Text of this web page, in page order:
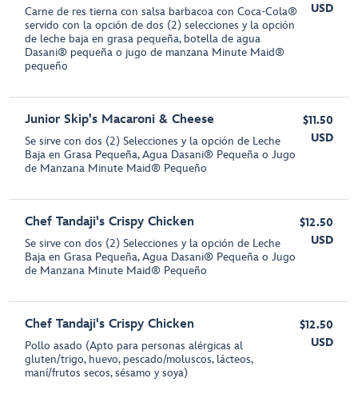
Carne de res tierna con salsa barbacoa con Coca-Cola®
servido con la opción de dos (2) selecciones y la opción
de leche baja en grasa pequeña, botella de agua
Dasani® pequeña o jugo de manzana Minute Maid®
pequeño
USD
Junior Skip's Macaroni & Cheese
Se sirve con dos (2) Selecciones y la opción de Leche
Baja en Grasa Pequeña, Agua Dasani® Pequeña o Jugo
de Manzana Minute Maid® Pequeño
$11.50
USD
Chef Tandaji's Crispy Chicken
Se sirve con dos (2) Selecciones y la opción de Leche
Baja en Grasa Pequeña, Agua Dasani® Pequeña o Jugo
de Manzana Minute Maid® Pequeño
$12.50
USD
Chef Tandaji's Crispy Chicken
Pollo asado (Apto para personas alérgicas al
gluten/trigo, huevo, pescado/moluscos, lácteos,
maní/frutos secos, sésamo y soya)
$12.50
USD